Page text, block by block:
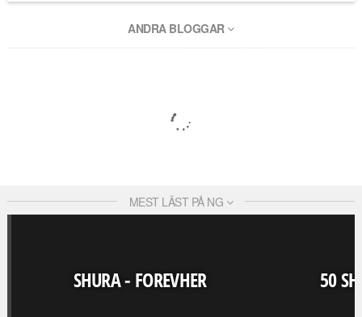
ANDRA BLOGGAR
MEST LÄST PÅ NG
SHURA - FOREVHER 50